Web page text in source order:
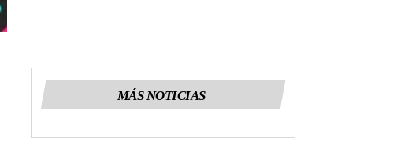
MÁS NOTICIAS